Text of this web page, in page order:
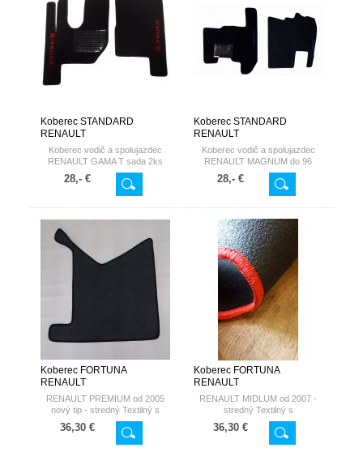
Koberec STANDARD
RENAULT
Koberec vodič a spolujazdec
RENAULT GAMA T sada 2ks
28,- €
Koberec STANDARD
RENAULT
Koberec vodič a spolujazdec
RENAULT MAGNUM do 96
28,- €
Koberec FORTUNA
RENAULT
RENAULT PREMIUM od 2005
nový tip - stredný Textilný s
nepremokavou spodnou stranou
36,30 €
Koberec FORTUNA
RENAULT
RENAULT MIDLUM od 2007 -
stredný Textilný s
nepremokavou spodnou stranou
36,30 €